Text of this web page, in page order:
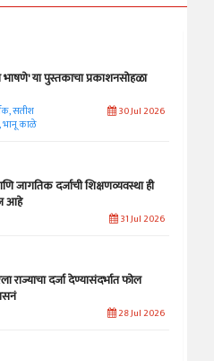
भाषणे' या पुस्तकाचा प्रकाशनसोहळा
सतीश
भानू काळे
30 Jul 2026
जागतिक दर्जाची शिक्षणव्यवस्था ही
आहे
31 Jul 2026
राज्याचा दर्जा देण्यासंदर्भात फोल
28 Jul 2026